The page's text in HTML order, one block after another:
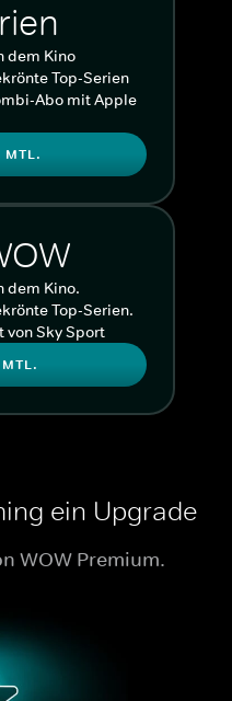
dem Kino
Top-Serien
Abo mit Apple
MTL.
dem Kino.
Top-Serien.
Sky Sport
ein Upgrade
WOW Premium.